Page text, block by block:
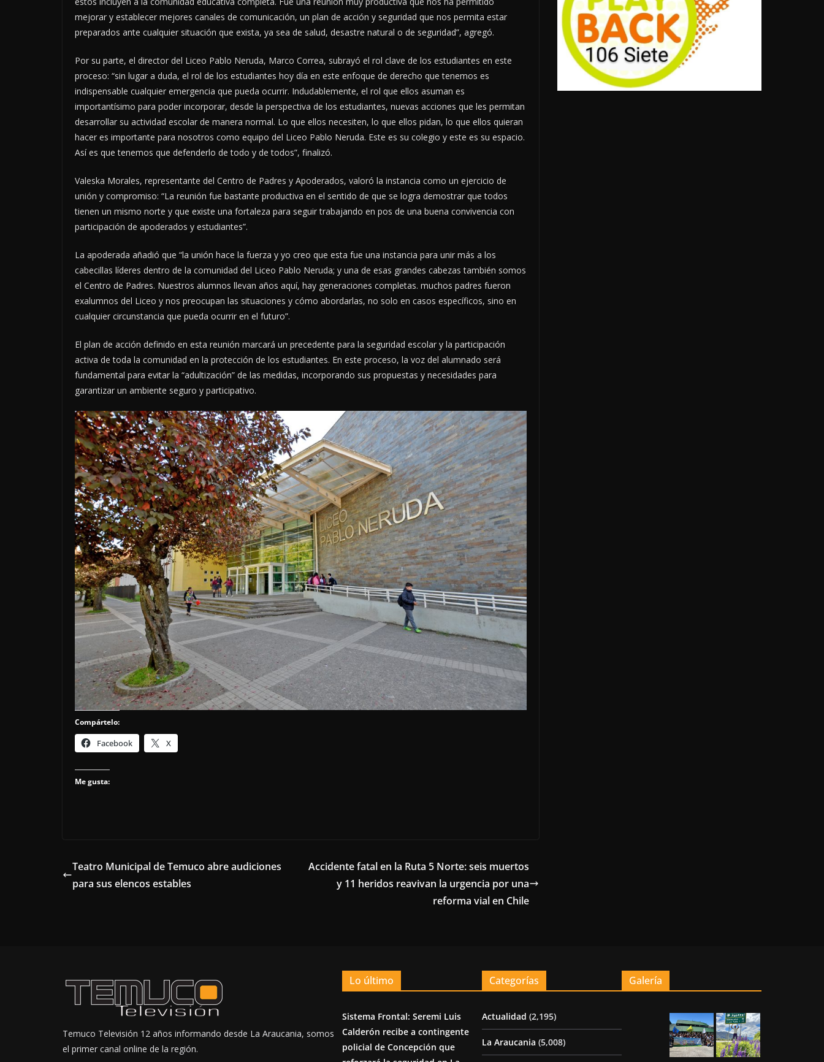
mejorar y establecer mejores canales de comunicación, un plan de acción y seguridad que nos permita estar
preparados ante cualquier situación que exista, ya sea de salud, desastre natural o de seguridad”, agregó.
Por su parte, el director del Liceo Pablo Neruda, Marco Correa, subrayó el rol clave de los estudiantes en este
proceso: “sin lugar a duda, el rol de los estudiantes hoy día en este enfoque de derecho que tenemos es
indispensable cualquier emergencia que pueda ocurrir. Indudablemente, el rol que ellos asuman es
importantísimo para poder incorporar, desde la perspectiva de los estudiantes, nuevas acciones que les permitan
desarrollar su actividad escolar de manera normal. Lo que ellos necesiten, lo que ellos pidan, lo que ellos quieran
hacer es importante para nosotros como equipo del Liceo Pablo Neruda. Este es su colegio y este es su espacio.
Así es que tenemos que defenderlo de todo y de todos”, finalizó.
Valeska Morales, representante del Centro de Padres y Apoderados, valoró la instancia como un ejercicio de
unión y compromiso: “La reunión fue bastante productiva en el sentido de que se logra demostrar que todos
tienen un mismo norte y que existe una fortaleza para seguir trabajando en pos de una buena convivencia con
participación de apoderados y estudiantes”.
La apoderada añadió que “la unión hace la fuerza y yo creo que esta fue una instancia para unir más a los
cabecillas líderes dentro de la comunidad del Liceo Pablo Neruda; y una de esas grandes cabezas también somos
el Centro de Padres. Nuestros alumnos llevan años aquí, hay generaciones completas. muchos padres fueron
exalumnos del Liceo y nos preocupan las situaciones y cómo abordarlas, no solo en casos específicos, sino en
cualquier circunstancia que pueda ocurrir en el futuro”.
El plan de acción definido en esta reunión marcará un precedente para la seguridad escolar y la participación
activa de toda la comunidad en la protección de los estudiantes. En este proceso, la voz del alumnado será
fundamental para evitar la “adultización” de las medidas, incorporando sus propuestas y necesidades para
garantizar un ambiente seguro y participativo.
Compártelo:
Facebook X
Me gusta:
Teatro Municipal de Temuco abre audiciones
para sus elencos estables
Accidente fatal en la Ruta 5 Norte: seis muertos
y 11 heridos reavivan la urgencia por una
reforma vial en Chile
Temuco Televisión 12 años informando desde La Araucania, somos
el primer canal online de la región.
Lo último
Sistema Frontal: Seremi Luis
Calderón recibe a contingente
policial de Concepción que
Categorías
Actualidad (2,195)
La Araucania (5,008)
Galería